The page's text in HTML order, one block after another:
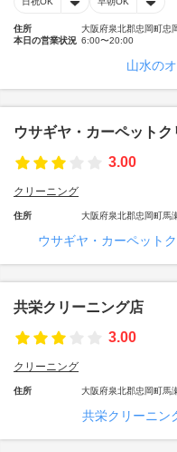
住所
大阪府泉北郡忠岡町忠
本日の営業状況 6:00〜20:00
山水の
ウサギヤ・カーペット
3.00
クリーニング
住所 大阪府泉北郡忠岡町馬
ウサギヤ・カーペット
共栄クリーニング店
3.00
クリーニング
住所 大阪府泉北郡忠岡町馬
共栄クリーニン